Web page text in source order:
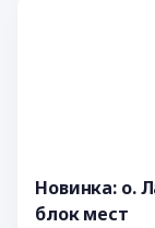
Новинка: о.
блок мест